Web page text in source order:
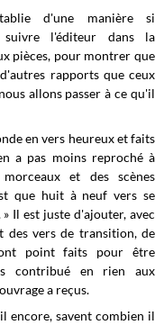
d'une manière si
suivre l'éditeur dans la
pièces, pour montrer que
rapports que ceux
nous allons passer à ce qu'il
en vers heureux et faits
a pas moins reproché à
et des scènes
que huit à neuf vers se
Il est juste d'ajouter, avec
des vers de transition, de
point faits pour être
contribué en rien aux
a reçus.
encore, savent combien il